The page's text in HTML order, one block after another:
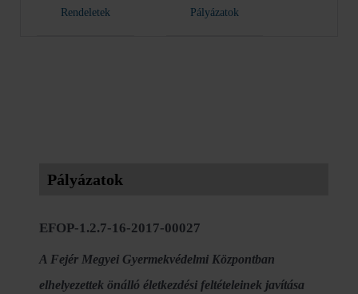
Rendeletek Pályázatok
Pályázatok
EFOP-1.2.7-16-2017-00027
A Fejér Megyei Gyermekvédelmi Központban
elhelyezettek önálló életkezdési feltételeinek javítása